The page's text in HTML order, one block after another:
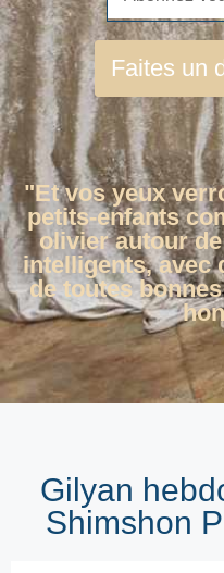
Faites un
"Et vos yeux
petits-enfants
olivier autour
intelligents, avec
de toutes
Gilyan
Shimshon